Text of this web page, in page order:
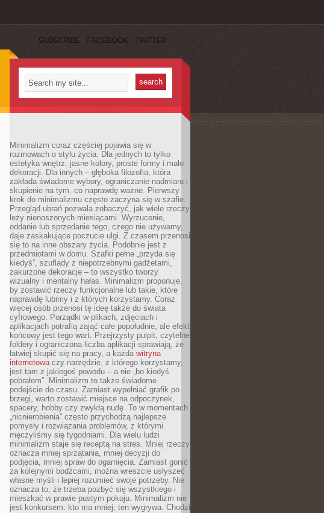
SUBSCRIBE FACEBOOK TWITTER
Minimalizm coraz częściej pojawia się w
rozmowach o stylu życia. Dla jednych to tylko
estetyka wnętrz: jasne kolory, proste formy i mało
dekoracji. Dla innych – głęboka filozofia, która
zakłada świadome wybory, ograniczanie nadmiaru i
skupienie na tym, co naprawdę ważne. Pierwszy
krok do minimalizmu często zaczyna się w szafie.
Przegląd ubrań pozwala zobaczyć, jak wiele rzeczy
leży nienoszonych miesiącami. Wyrzucenie,
oddanie lub sprzedanie tego, czego nie używamy,
daje zaskakujące poczucie ulgi. Z czasem przenosi
się to na inne obszary życia. Podobnie jest z
przedmiotami w domu. Szafki pełne „przyda się
kiedyś”, szuflady z niepotrzebnymi gadżetami,
zakurzone dekoracje – to wszystko tworzy
wizualny i mentalny hałas. Minimalizm proponuje,
by zostawić rzeczy funkcjonalne lub takie, które
naprawdę lubimy i z których korzystamy. Coraz
więcej osób przenosi tę ideę także do świata
cyfrowego. Porządki w plikach, zdjęciach i
aplikacjach potrafią zająć całe popołudnie, ale efekt
końcowy jest tego wart. Przejrzysty pulpit, czytelne
foldery i ograniczona liczba aplikacji sprawiają, że
łatwiej skupić się na pracy, a każda witryna
internetowaczy narzędzie, z którego korzystamy,
jest tam z jakiegoś powodu – a nie „bo kiedyś
pobrałem”. Minimalizm to także świadome
podejście do czasu. Zamiast wypełniać grafik po
brzegi, warto zostawić miejsce na odpoczynek,
spacery, hobby czy zwykłą nudę. To w momentach
„nicnierobienia” często przychodzą najlepsze
pomysły i rozwiązania problemów, z którymi
męczyliśmy się tygodniami. Dla wielu ludzi
minimalizm staje się receptą na stres. Mniej rzeczy
oznacza mniej sprzątania, mniej decyzji do
podjęcia, mniej spraw do ogarnięcia. Zamiast gonić
za kolejnymi bodźcami, można wreszcie usłyszeć
własne myśli i lepiej rozumieć swoje potrzeby. Nie
oznacza to, że trzeba pozbyć się wszystkiego i
mieszkać w prawie pustym pokoju. Minimalizm nie
jest konkursem: kto ma mniej, ten wygrywa. Chodzi